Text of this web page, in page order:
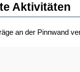
Aktivitäten
an der Pinnwand